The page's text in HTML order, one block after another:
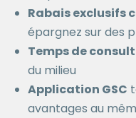
Rabais exclusifs
épargnez sur des
Temps de
du milieu
Application GSC
avantages au